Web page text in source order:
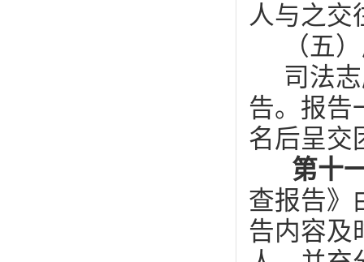
人与之交
（五
司法
告。报告
名后呈交
第十
查报告》
告内容及